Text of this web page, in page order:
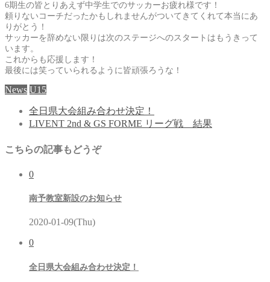
6期生の皆とりあえず中学生でのサッカーお疲れ様です！
頼りないコーチだったかもしれませんがついてきてくれて本当にあ
りがとう！
サッカーを辞めない限りは次のステージへのスタートはもうきって
います。
これからも応援します！
最後には笑っていられるように皆頑張ろうな！
News U15
全日県大会組み合わせ決定！
LIVENT 2nd & GS FORME リーグ戦 結果
こちらの記事もどうぞ
0
南予教室新設のお知らせ
2020-01-09(Thu)
0
全日県大会組み合わせ決定！